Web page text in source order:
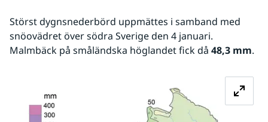
Störst dygnsnederbörd uppmättes i samband med
snöovädret över södra Sverige den 4 januari.
Malmbäck på småländska höglandet fick då 48,3 mm.